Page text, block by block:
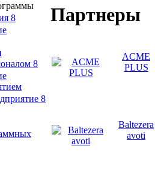
8
8
8
Партнеры
ACME
PLUS
Baltezera
avoti